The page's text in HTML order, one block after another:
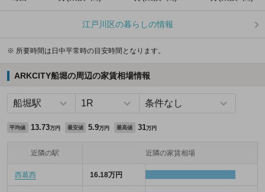
江戸川区の暮らしの情報
※ 所要時間は日中平常時の目安時間となります。
ARKCITY船堀の周辺の家賃相場情報
平均値 13.73万円 最安値 5.9万円 最高値 31万円
近隣の駅 近隣の家賃相場
西葛西 16.18万円